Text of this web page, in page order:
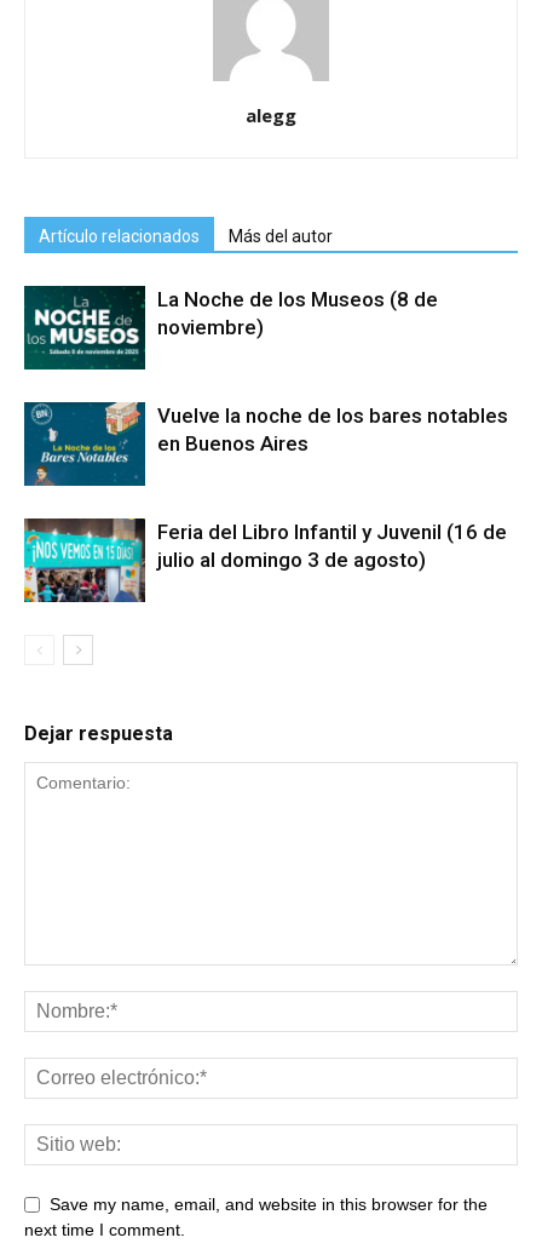
alegg
Artículo relacionados Más del autor
La Noche de los Museos (8 de
noviembre)
Vuelve la noche de los bares notables
en Buenos Aires
Feria del Libro Infantil y Juvenil (16 de
julio al domingo 3 de agosto)
Dejar respuesta
Save my name, email, and website in this browser for the
next time I comment.